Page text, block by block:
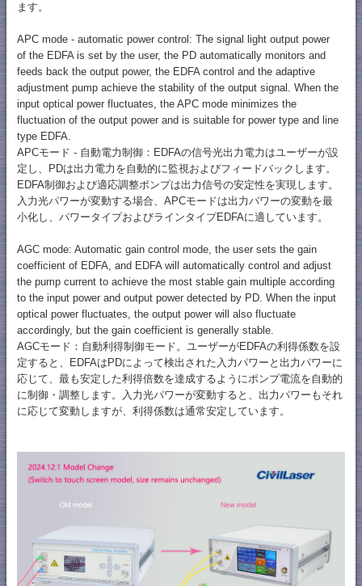
ます。
APC mode - automatic power control: The signal light output power
of the EDFA is set by the user, the PD automatically monitors and
feeds back the output power, the EDFA control and the adaptive
adjustment pump achieve the stability of the output signal. When the
input optical power fluctuates, the APC mode minimizes the
fluctuation of the output power and is suitable for power type and line
type EDFA.
APCモード - 自動電力制御：EDFAの信号光出力電力はユーザーが設
定し、PDは出力電力を自動的に監視およびフィードバックします。
EDFA制御および適応調整ポンプは出力信号の安定性を実現します。
入力光パワーが変動する場合、APCモードは出力パワーの変動を最
小化し、パワータイプおよびラインタイプEDFAに適しています。
AGC mode: Automatic gain control mode, the user sets the gain
coefficient of EDFA, and EDFA will automatically control and adjust
the pump current to achieve the most stable gain multiple according
to the input power and output power detected by PD. When the input
optical power fluctuates, the output power will also fluctuate
accordingly, but the gain coefficient is generally stable.
AGCモード：自動利得制御モード。ユーザーがEDFAの利得係数を設
定すると、EDFAはPDによって検出された入力パワーと出力パワーに
応じて、最も安定した利得倍数を達成するようにポンプ電流を自動的
に制御・調整します。入力光パワーが変動すると、出力パワーもそれ
に応じて変動しますが、利得係数は通常安定しています。